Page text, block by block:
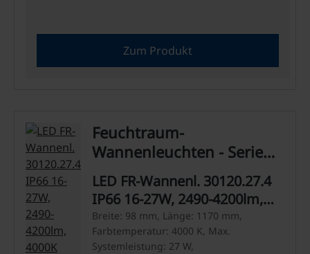
Zum Produkt
Feuchtraum-
Wannenleuchten - Serie
30 Agrar
LED FR-Wannenl. 30120.27.4
IP66 16-27W, 2490-4200lm,
4000K ABS, 1170x98x91 mm,
CRI>80
Breite: 98 mm, Länge: 1170 mm,
Farbtemperatur: 4000 K, Max.
Systemleistung: 27 W,